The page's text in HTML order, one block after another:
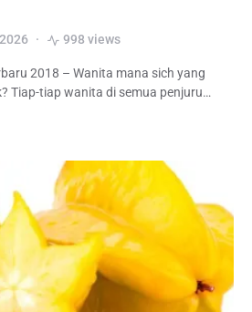
998 views
2018 – Wanita mana sich yang
Tiap-tiap wanita di semua penjuru…